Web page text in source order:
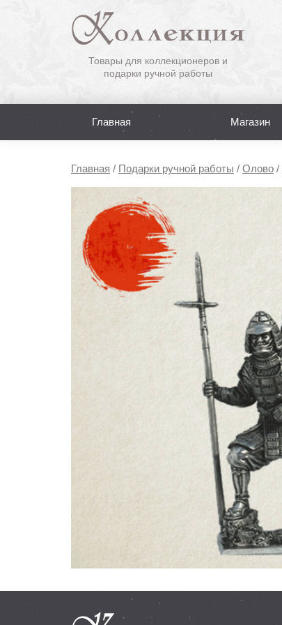
Товары для коллекционеров и
подарки ручной работы
Главная Магазин
Главная / Подарки ручной работы / Олово /